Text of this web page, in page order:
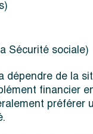
Sécurité sociale)
de la
financier